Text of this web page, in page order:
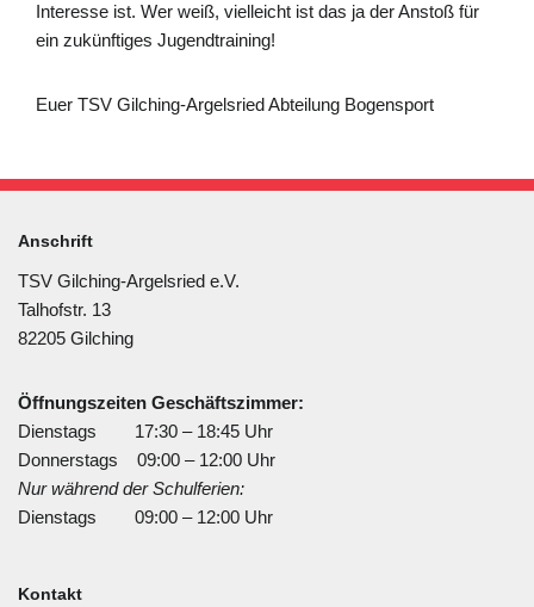
Interesse ist. Wer weiß, vielleicht ist das ja der Anstoß für
ein zukünftiges Jugendtraining!
Euer TSV Gilching-Argelsried Abteilung Bogensport
Anschrift
TSV Gilching-Argelsried e.V.
Talhofstr. 13
82205 Gilching
Öffnungszeiten Geschäftszimmer:
Dienstags 17:30 – 18:45 Uhr
Donnerstags 09:00 – 12:00 Uhr
Nur während der Schulferien:
Dienstags 09:00 – 12:00 Uhr
Kontakt